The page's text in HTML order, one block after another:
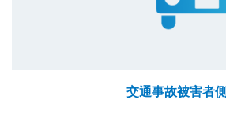
交通事故被害者側